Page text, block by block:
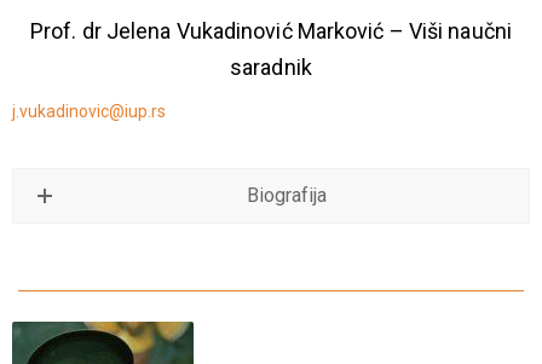
Prof. dr Jelena Vukadinović Marković – Viši naučni
saradnik
j.vukadinovic@iup.rs
Biografija